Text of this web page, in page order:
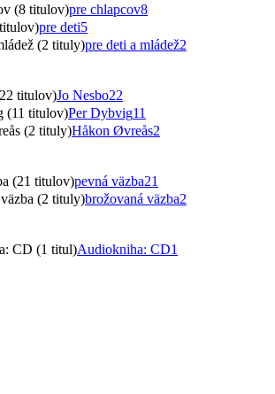
(8 titulov)pre chlapcov8
pre deti5
(2 tituly)pre deti a mládež2
titulov)Jo Nesbo22
(11 titulov)Per Dybvig11
(2 tituly)Håkon Øvreås2
(21 titulov)pevná väzba21
(2 tituly)brožovaná väzba2
CD (1 titul)Audiokniha: CD1